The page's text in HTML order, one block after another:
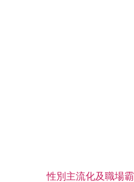
性別主流化及職場霸